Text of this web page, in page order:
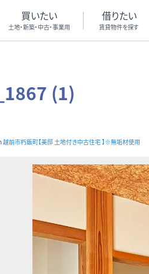
買いたい
土地・新築・中古・事業用
借りたい
賃貸物件を探す
(1)
越前市朽飯町【美邸 土地付き中古住宅 】※無垢材使用